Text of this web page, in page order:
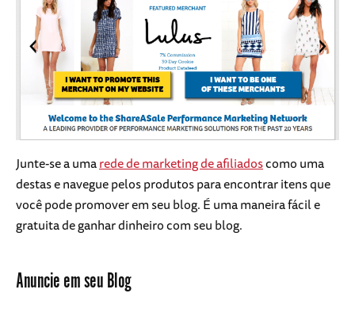
Junte-se a umarede de marketing de afiliadoscomo uma
destas e navegue pelos produtos para encontrar itens que
você pode promover em seu blog. É uma maneira fácil e
gratuita de ganhar dinheiro com seu blog.
Anuncie em seu Blog